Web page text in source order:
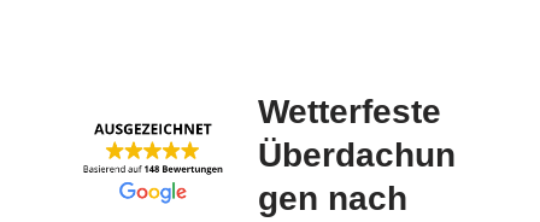
Wetterfeste
Überdachun
gen nach